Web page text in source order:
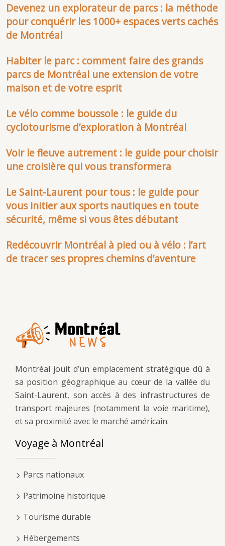
Devenez un explorateur de parcs : la méthode
pour conquérir les 1000+ espaces verts cachés
de Montréal
Habiter le parc : comment faire des grands
parcs de Montréal une extension de votre
maison et de votre esprit
Le vélo comme boussole : le guide du
cyclotourisme d’exploration à Montréal
Voir le fleuve autrement : le guide pour choisir
une croisière qui vous transformera
Le Saint-Laurent pour tous : le guide pour
vous initier aux sports nautiques en toute
sécurité, même si vous êtes débutant
Redécouvrir Montréal à pied ou à vélo : l’art
de tracer ses propres chemins d’aventure
Montréal jouit d’un emplacement stratégique dû à
sa position géographique au cœur de la vallée du
Saint-Laurent, son accès à des infrastructures de
transport majeures (notamment la voie maritime),
et sa proximité avec le marché américain.
Voyage à Montréal
Parcs nationaux
Patrimoine historique
Tourisme durable
Hébergements